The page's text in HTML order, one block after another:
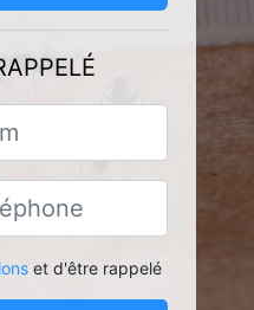
et d'être rappelé